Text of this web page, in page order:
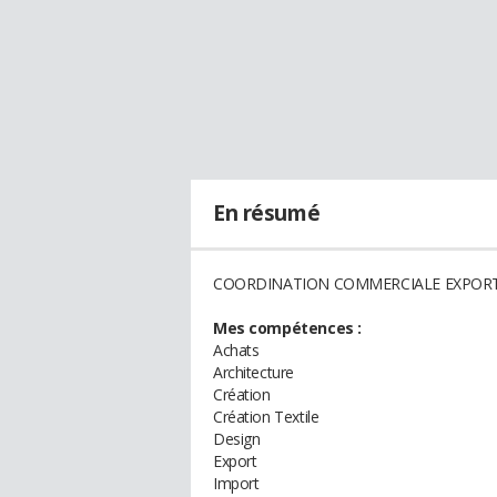
En résumé
COORDINATION COMMERCIALE
Mes compétences :
Achats
Architecture
Création
Création Textile
Design
Export
Import